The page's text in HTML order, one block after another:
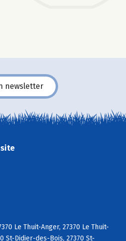
newsletter
Le Thuit-Anger, 27370 Le Thuit-
St-Didier-des-Bois, 27370 St-